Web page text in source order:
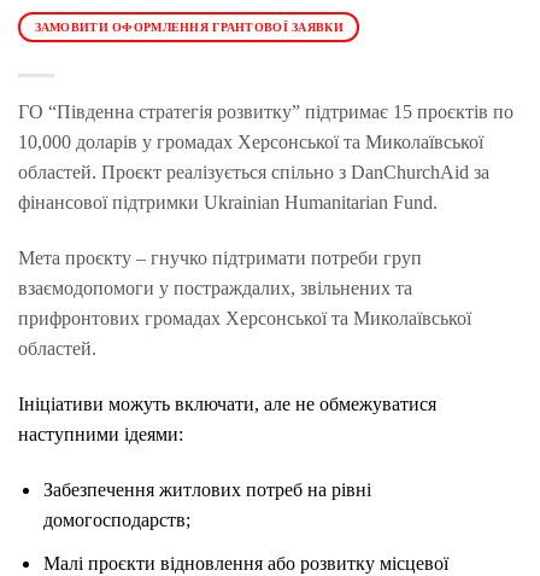
ЗАМОВИТИ ОФОРМЛЕННЯ ГРАНТОВОЇ ЗАЯВКИ
ГО “Південна стратегія розвитку” підтримає 15 проєктів по
10,000 доларів у громадах Херсонської та Миколаївської
областей. Проєкт реалізується спільно з DanChurchAid за
фінансової підтримки Ukrainian Humanitarian Fund.
Мета проєкту – гнучко підтримати потреби груп
взаємодопомоги у постраждалих, звільнених та
прифронтових громадах Херсонської та Миколаївської
областей.
Ініціативи можуть включати, але не обмежуватися
наступними ідеями:
Забезпечення житлових потреб на рівні
домогосподарств;
Малі проєкти відновлення або розвитку місцевої